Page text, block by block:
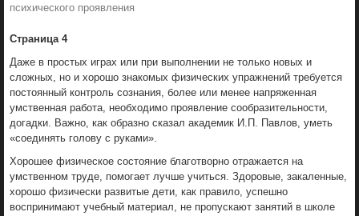
психического проявления
Страница 4
Даже в простых играх или при выполнении не только новых и
сложных, но и хорошо знакомых физических упражнений требуется
постоянный контроль сознания, более или менее напряженная
умственная работа, необходимо проявление сообразительности,
догадки. Важно, как образно сказал академик И.П. Павлов, уметь
«соединять голову с руками».
Хорошее физическое состояние благотворно отражается на
умственном труде, помогает лучше учиться. Здоровые, закаленные,
хорошо физически развитые дети, как правило, успешно
воспринимают учебный материал, не пропускают занятий в школе